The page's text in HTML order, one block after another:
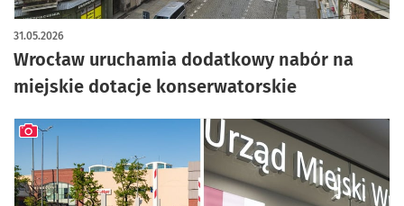
Wrocław uruchamia dodatkowy nabór na
miejskie dotacje konserwatorskie
31.05.2026